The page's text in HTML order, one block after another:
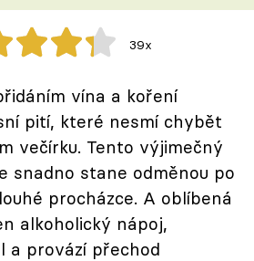
39x
vína a koření
pití, které nesmí chybět
večírku. Tento výjimečný
snadno stane odměnou po
procházce. A oblíbená
alkoholický nápoj,
a provází přechod